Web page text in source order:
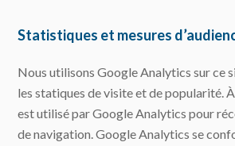
Statistiques et mesures
Nous utilisons Google Analytics sur ce
les statiques de visite et de popularité.
est utilisé par Google Analytics pour
de navigation. Google Analytics se